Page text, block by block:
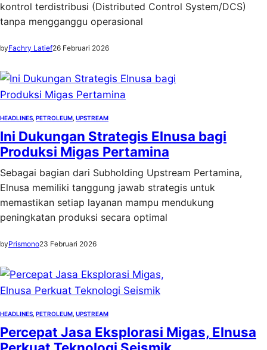
kontrol terdistribusi (Distributed Control System/DCS)
tanpa mengganggu operasional
byFachry Latief26 Februari 2026
HEADLINES PETROLEUM UPSTREAM
Ini Dukungan Strategis Elnusa bagi
Produksi Migas Pertamina
Sebagai bagian dari Subholding Upstream Pertamina,
Elnusa memiliki tanggung jawab strategis untuk
memastikan setiap layanan mampu mendukung
peningkatan produksi secara optimal
byPrismono23 Februari 2026
HEADLINES PETROLEUM UPSTREAM
Percepat Jasa Eksplorasi Migas, Elnusa